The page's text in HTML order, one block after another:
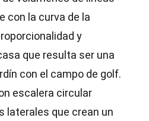
con la curva de la
y
que resulta ser una
con el campo de golf.
escalera circular
laterales que crean un